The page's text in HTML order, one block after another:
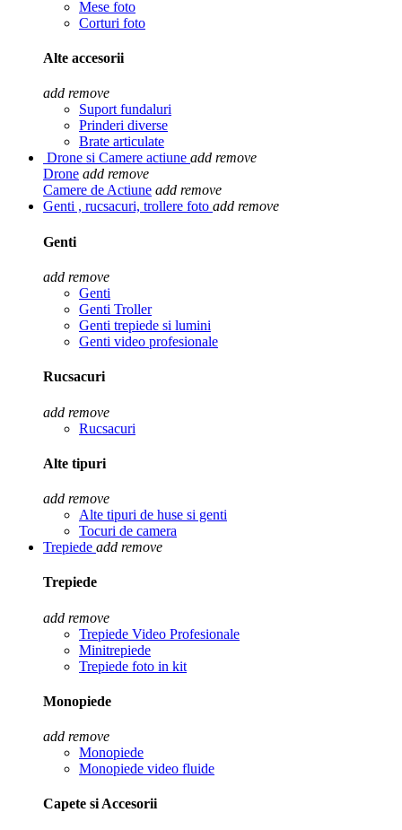
Mese foto
Corturi foto
Alte accesorii
add remove
Suport fundaluri
Prinderi diverse
Brate articulate
Drone si Camere actiune add remove
Drone add remove
Camere de Actiune add remove
Genti , rucsacuri, trollere foto add remove
Genti
add remove
Genti
Genti Troller
Genti trepiede si lumini
Genti video profesionale
Rucsacuri
add remove
Rucsacuri
Alte tipuri
add remove
Alte tipuri de huse si genti
Tocuri de camera
Trepiede add remove
Trepiede
add remove
Trepiede Video Profesionale
Minitrepiede
Trepiede foto in kit
Monopiede
add remove
Monopiede
Monopiede video fluide
Capete si Accesorii